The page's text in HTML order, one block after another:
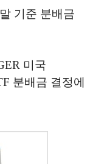
기준 분배금
미국
분배금 결정에